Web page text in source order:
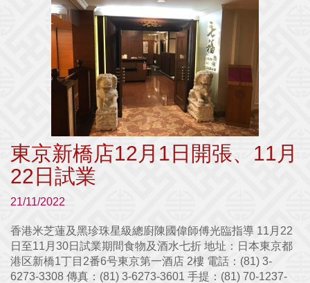
東京新橋店12月1日開張、11月
22日試業
21/11/2022
香港米芝蓮及黑珍珠星級總廚陳國偉師傅光臨指導 11月22
日至11月30日試業期間食物及酒水七折 地址：日本東京都
港区新橋1丁目2番6号東京第一酒店 2樓 電話：(81) 3-
6273-3308 傳真：(81) 3-6273-3601 手提：(81) 70-1237-